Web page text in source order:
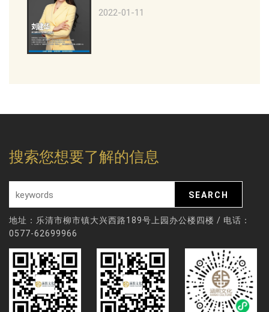
2022-01-11
搜索您想要了解的信息
地址：乐清市柳市镇大兴西路189号上园办公楼四楼 / 电话：
0577-62699966